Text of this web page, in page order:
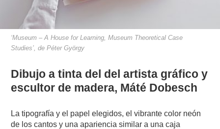
‘Museum – A House for Learning, Museum Theoretical Case
Studies’, de Péter György
Dibujo a tinta del del artista gráfico y
escultor de madera, Máté Dobesch
La tipografía y el papel elegidos, el vibrante color neón
de los cantos y una apariencia similar a una caja